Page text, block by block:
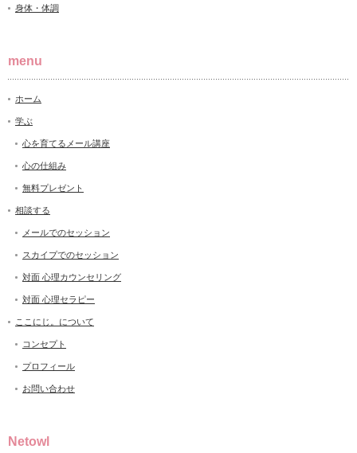
身体・体調
menu
ホーム
学ぶ
心を育てるメール講座
心の仕組み
無料プレゼント
相談する
メールでのセッション
スカイプでのセッション
対面 心理カウンセリング
対面 心理セラピー
ここにじ。について
コンセプト
プロフィール
お問い合わせ
Netowl